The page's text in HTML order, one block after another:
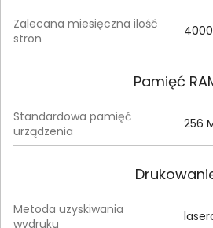
Zalecana miesięczna ilość
stron
Pamięć
Standardowa pamięć
urządzenia
256
Metoda uzyskiwania
wydruku